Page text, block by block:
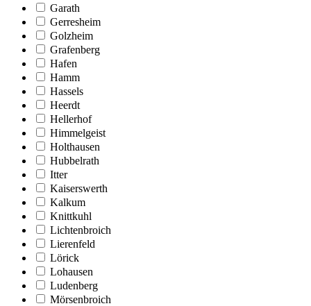
Garath
Gerresheim
Golzheim
Grafenberg
Hafen
Hamm
Hassels
Heerdt
Hellerhof
Himmelgeist
Holthausen
Hubbelrath
Itter
Kaiserswerth
Kalkum
Knittkuhl
Lichtenbroich
Lierenfeld
Lörick
Lohausen
Ludenberg
Mörsenbroich